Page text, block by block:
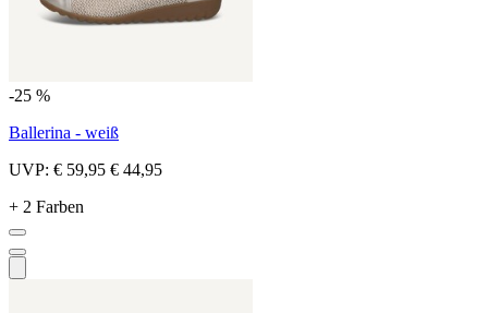
-25 %
Ballerina - weiß
UVP: € 59,95 € 44,95
+ 2 Farben